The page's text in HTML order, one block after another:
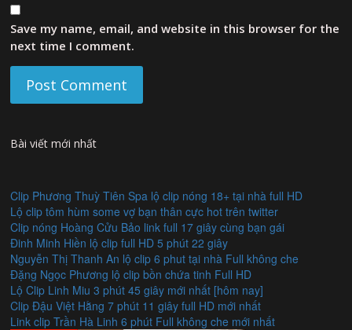
Save my name, email, and website in this browser for the
next time I comment.
Bài viết mới nhất
Clip Phương Thuỳ Tiên Spa lộ clip nóng 18+ tại nhà full HD
Lộ clip tôm hùm some vợ bạn thân cực hot trên twitter
Clip nóng Hoàng Cửu Bảo link full 17 giây cùng bạn gái
Đinh Minh Hiền lộ clip full HD 5 phút 22 giây
Nguyễn Thị Thanh An lộ clip 6 phut tại nhà Full không che
Đặng Ngọc Phương lộ clip bồn chứa tinh Full HD
Lộ Clip Linh Miu 3 phút 45 giây mới nhất [hôm nay]
Clip Đậu Việt Hằng 7 phút 11 giây full HD mới nhất
Link clip Trần Hà Linh 6 phút Full không che mới nhất